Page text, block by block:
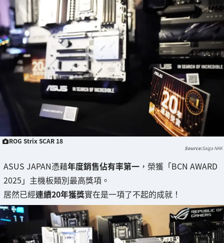
ROG Strix SCAR 18
Saiga NAK
ASUS JAPAN憑藉年度銷售佔有率第一 ，榮獲「BCN AWARD
2025」主機板類別最高獎項。
居然已經連續20年獲獎實在是一項了不起的成就！